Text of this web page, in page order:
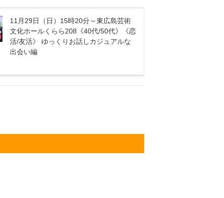
11月29日（日）15時20分～東広島芸術
文化ホールくらら208《40代/50代》《恋
活/友活》 ゆっくりお話しカジュアルな
出会い編